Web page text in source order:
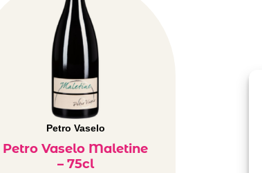
Petro Vaselo
Petro Vaselo Maletine
– 75cl